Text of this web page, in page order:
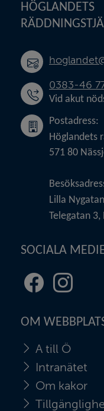
HÖGLANDETS
0383-46
Vid akut
Postadress:
Höglandets
571 80
Lilla
Telegatan 3,
SOCIALA
Facebook
till
annan
öppnas
fönster)
till
annan
öppnas
i
fönster)
OM
A till Ö
Intranätet
Om kakor